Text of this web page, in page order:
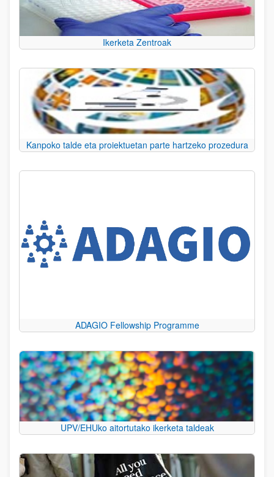
Ikerketa Zentroak
Kanpoko talde eta proiektuetan parte hartzeko prozedura
ADAGIO Fellowship Programme
UPV/EHUko aitortutako ikerketa taldeak